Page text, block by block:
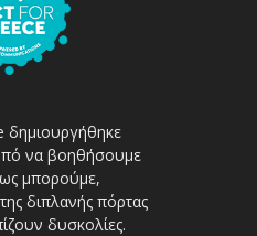
δημιουργήθηκε
να βοηθήσουμε
μπορούμε,
διπλανής πόρτας
δυσκολίες.